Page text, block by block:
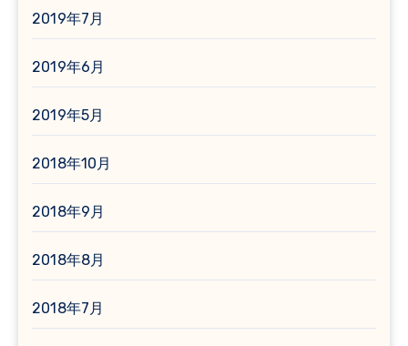
2019年7月
2019年6月
2019年5月
2018年10月
2018年9月
2018年8月
2018年7月